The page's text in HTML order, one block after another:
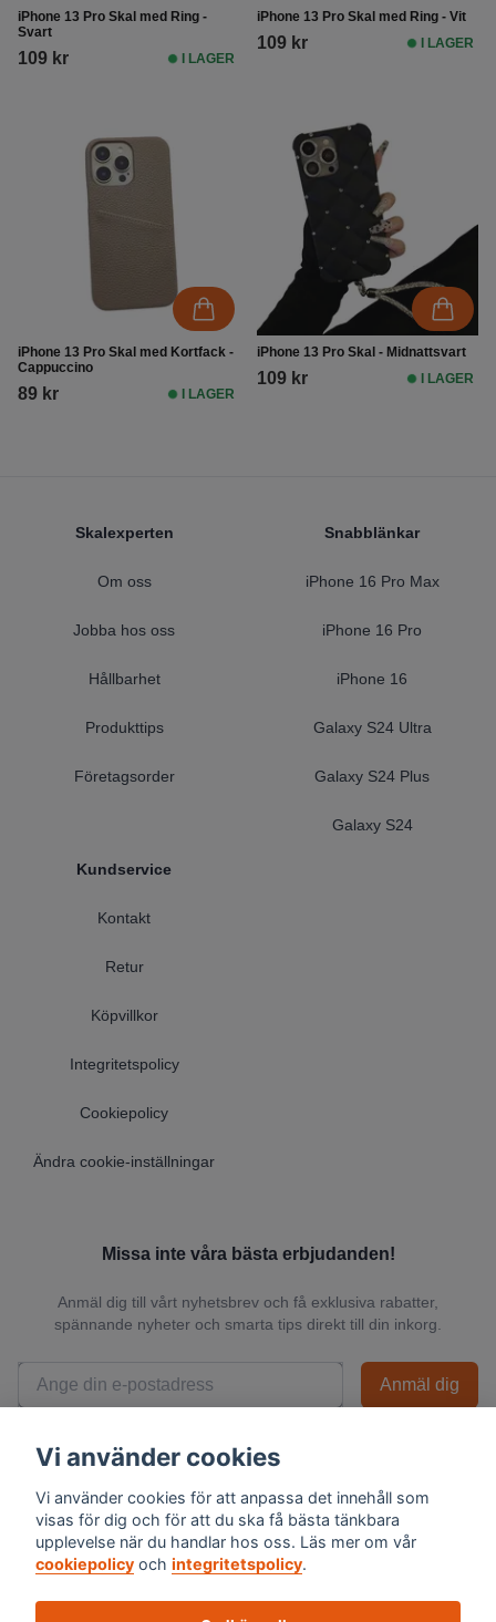
iPhone 13 Pro Skal med Ring -
Svart
109 kr I LAGER
iPhone 13 Pro Skal med Ring - Vit
109 kr I LAGER
iPhone 13 Pro Skal med Kortfack -
Cappuccino
89 kr I LAGER
iPhone 13 Pro Skal - Midnattsvart
109 kr I LAGER
Skalexperten
Om oss
Jobba hos oss
Hållbarhet
Produkttips
Företagsorder
Kundservice
Kontakt
Retur
Köpvillkor
Integritetspolicy
Cookiepolicy
Ändra cookie-inställningar
Snabblänkar
iPhone 16 Pro Max
iPhone 16 Pro
iPhone 16
Galaxy S24 Ultra
Galaxy S24 Plus
Galaxy S24
Missa inte våra bästa erbjudanden!
Anmäl dig till vårt nyhetsbrev och få exklusiva rabatter,
spännande nyheter och smarta tips direkt till din inkorg.
Anmäl dig
prenumerationen.
Vi använder cookies
Vi använder cookies för att anpassa det innehåll som
visas för dig och för att du ska få bästa tänkbara
upplevelse när du handlar hos oss. Läs mer om vår
cookiepolicy och integritetspolicy.